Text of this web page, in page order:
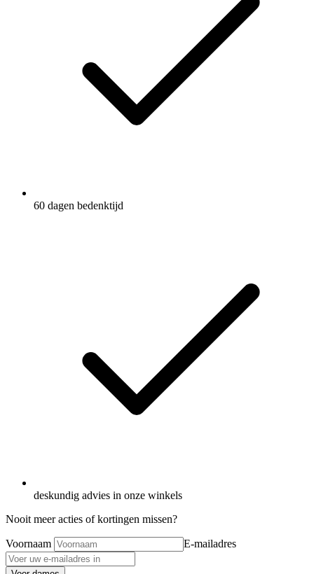
60 dagen bedenktijd
deskundig advies in onze winkels
Nooit meer acties of kortingen missen?
Voornaam E-mailadres